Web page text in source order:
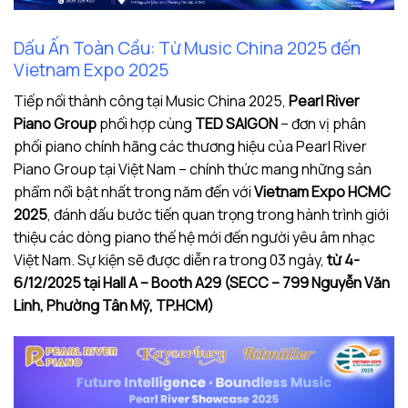
Dấu Ấn Toàn Cầu: Từ Music China 2025 đến
Vietnam Expo 2025
Tiếp nối thành công tại Music China 2025, Pearl River
Piano Groupphối hợp cùng TED SAIGON– đơn vị phân
phối piano chính hãng các thương hiệu của Pearl River
Piano Group tại Việt Nam – chính thức mang những sản
phẩm nổi bật nhất trong năm đến vớiVietnam Expo HCMC
2025, đánh dấu bước tiến quan trọng trong hành trình giới
thiệu các dòng piano thế hệ mới đến người yêu âm nhạc
Việt Nam. Sự kiện sẽ được diễn ra trong 03 ngày,từ 4-
6/12/2025 tại Hall A – Booth A29 (SECC – 799 Nguyễn Văn
Linh, Phường Tân Mỹ, TP.HCM)